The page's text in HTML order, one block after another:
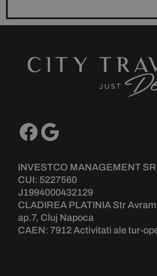
INVESTCO MANAGEMENT
CUI: 5227560
J1994000432129
CLADIREA PLATINIA Str
ap.7, Cluj Napoca
CAEN: 7912 Activitati ale tur-